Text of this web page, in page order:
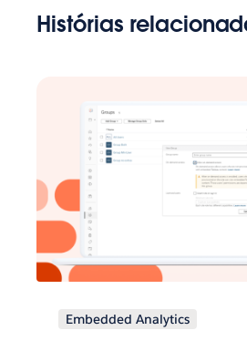
Histórias
Embedded Analytics